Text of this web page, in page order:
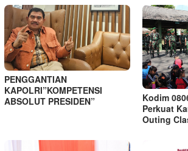
PENGGANTIAN
KAPOLRI”KOMPETENSI
ABSOLUT PRESIDEN”
Kodim
Perkuat
Outing